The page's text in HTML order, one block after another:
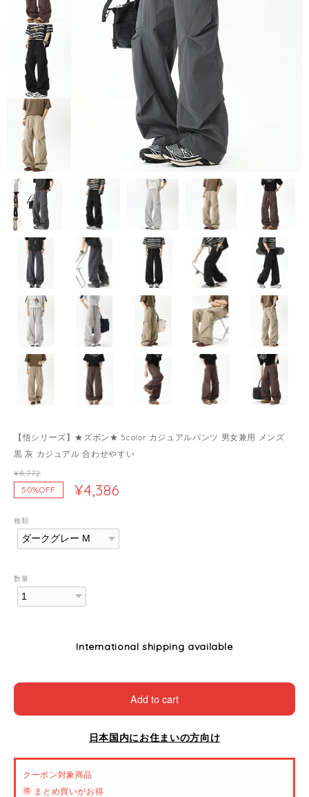
【悟シリーズ】★ズボン★ 5color カジュアルパンツ 男女兼用 メンズ
黒 灰 カジュアル 合わせやすい
¥8,772
50%OFF
¥4,386
種類
数量
International shipping available
Add to cart
日本国内にお住まいの方向け
クーポン対象商品
🉐 まとめ買いがお得